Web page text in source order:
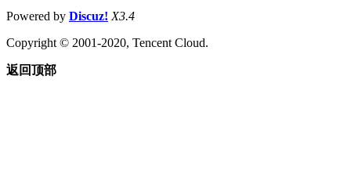
Powered by Discuz! X3.4
Copyright © 2001-2020, Tencent Cloud.
返回顶部